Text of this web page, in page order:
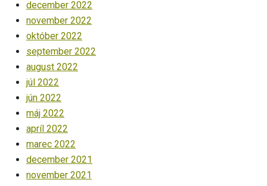
december 2022
november 2022
október 2022
september 2022
august 2022
júl 2022
jún 2022
máj 2022
apríl 2022
marec 2022
december 2021
november 2021